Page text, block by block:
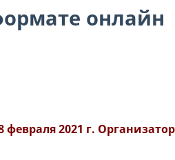
онлайн
2021 г.